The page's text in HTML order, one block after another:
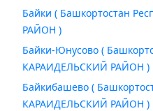
Байки ( Башкортостан
РАЙОН )
Байки-Юнусово (
КАРАИДЕЛЬСКИЙ РАЙОН )
Байкибашево (
КАРАИДЕЛЬСКИЙ РАЙОН )